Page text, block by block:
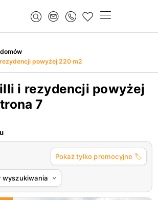
powyżej 220 m2
i rezydencji powyżej
7
Pokaż tylko promocyjne 🏷️
wyszukiwania